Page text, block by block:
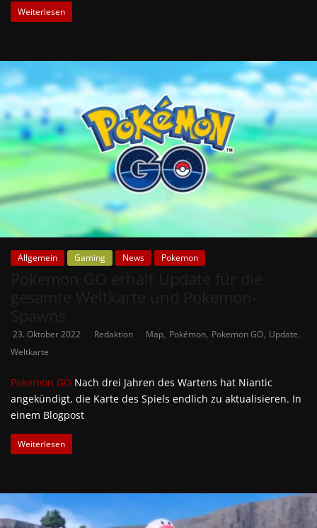
Weiterlesen
Allgemein Gaming News Pokemon
23. Oktober 2022 Redaktion Map, Pokémon, Pokemon GO, Update,
Weltkarte
Pokemon GO Nach drei Jahren des Wartens hat Niantic
angekündigt, die Karte des Spiels endlich zu aktualisieren. In
einem Blogpost
Weiterlesen